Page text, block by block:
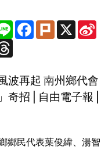
LineFacebook
PlurkX
Threads
波再起 南州鄉代會
奇招 | 自由電子報 |
鄉民代表葉俊緯、湯智